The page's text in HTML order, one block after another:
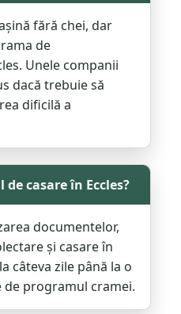
fără chei, dar
de
Unele companii
dacă trebuie să
dificilă a
casare în Eccles?
documentelor,
și casare în
câteva zile până la o
programul cramei.